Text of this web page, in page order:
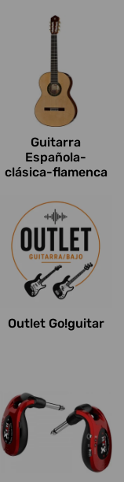
Guitarra
Española-
clásica-flamenca
Outlet Go!guitar